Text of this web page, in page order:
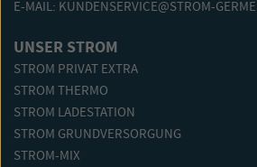
E-MAIL: KUNDENSERVICE@STROM-
UNSER STROM
STROM PRIVAT EXTRA
STROM THERMO
STROM LADESTATION
STROM GRUNDVERSORGUNG
STROM-MIX